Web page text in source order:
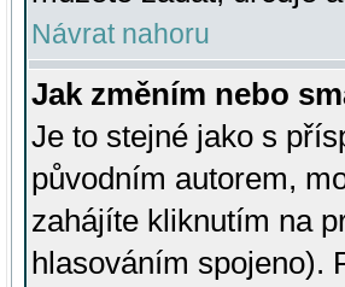
Návrat nahoru
Jak změním nebo
Je to stejné jako s
původním autorem,
zahájíte kliknutím na
hlasováním spojeno).